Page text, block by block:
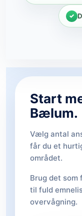
Start
Bælum.
Vælg antal
får du et
området.
Brug det
til fuld
overvågning.